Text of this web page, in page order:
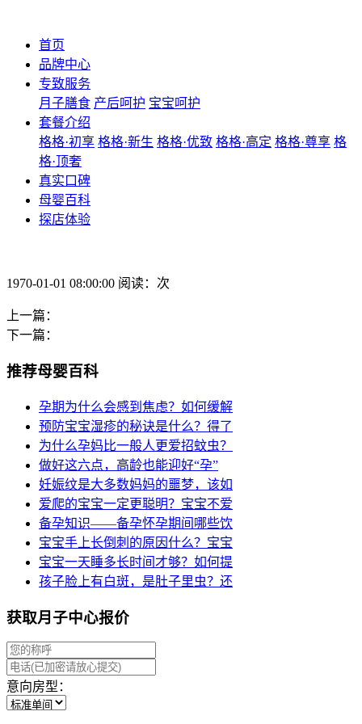
首页
品牌中心
专致服务
月子膳食 产后呵护 宝宝呵护
套餐介绍
格格·初享 格格·新生 格格·优致 格格·高定 格格·尊享 格
格·顶奢
真实口碑
母婴百科
探店体验
1970-01-01 08:00:00 阅读：次
上一篇：
下一篇：
推荐母婴百科
孕期为什么会感到焦虑？如何缓解
预防宝宝湿疹的秘诀是什么？得了
为什么孕妈比一般人更爱招蚊虫？
做好这六点，高龄也能迎好“孕”
妊娠纹是大多数妈妈的噩梦，该如
爱爬的宝宝一定更聪明？宝宝不爱
备孕知识——备孕怀孕期间哪些饮
宝宝手上长倒刺的原因什么？宝宝
宝宝一天睡多长时间才够？如何提
孩子脸上有白斑，是肚子里虫？还
获取月子中心报价
意向房型：